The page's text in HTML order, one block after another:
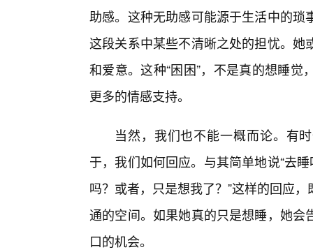
助感。这种无助感可能源于生活中的
这段关系中某些不清晰之处的担忧。
和爱意。这种“困困”，不是真的想睡
更多的情感支持。
当然，我们也不能一概而论。有
于，我们如何回应。与其简单地说“去
吗？或者，只是想我了？”这样的回应
通的空间。如果她真的只是想睡，她
口的机会。